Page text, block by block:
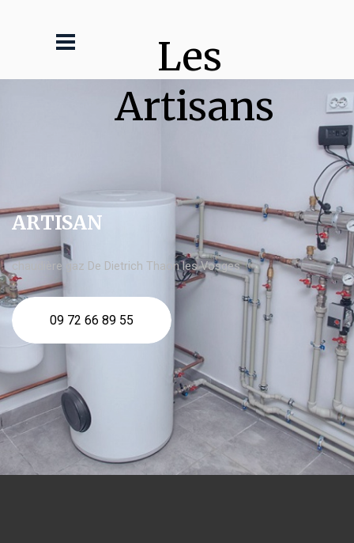
Les
Artisans
ARTISAN
chaudière gaz De Dietrich Thaon les Vosges
09 72 66 89 55